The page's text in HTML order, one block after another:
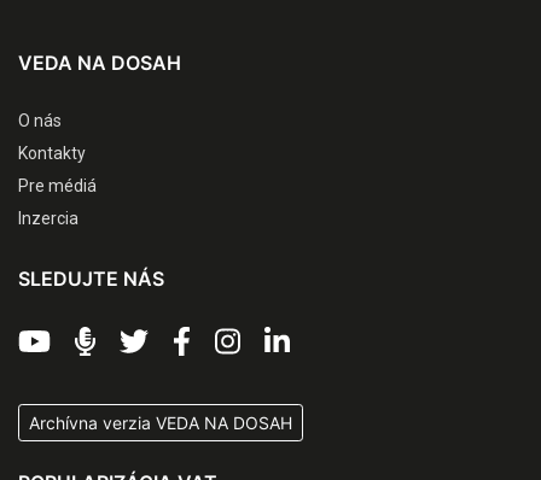
VEDA NA DOSAH
O nás
Kontakty
Pre médiá
Inzercia
SLEDUJTE NÁS
Archívna verzia VEDA NA DOSAH